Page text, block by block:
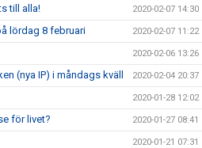
till alla! 2020-02-07 14:30
lördag 8 februari 2020-02-07 11:22
2020-02-06 13:26
(nya IP) i måndags kväll 2020-02-04 20:37
2020-01-28 12:02
för livet? 2020-01-27 08:41
2020-01-21 07:31